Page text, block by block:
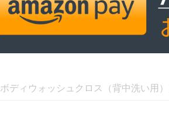
ボディウォッシュクロス（背中洗い用